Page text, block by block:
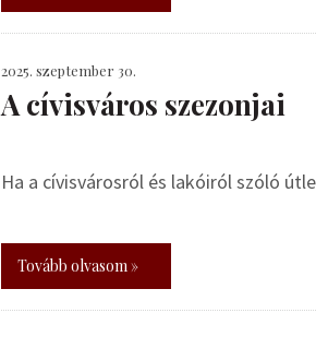
2025. szeptember 30.
A cívisváros szezonjai
Ha a cívisvárosról és lakóiról szóló
Tovább olvasom »